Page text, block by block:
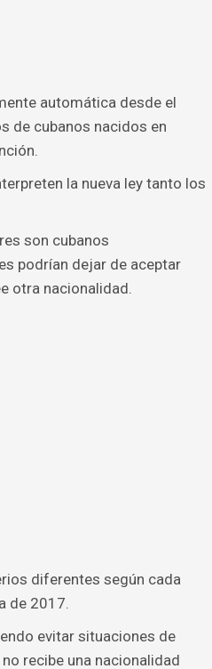
automática desde el
de cubanos nacidos en
la nueva ley tanto los
son cubanos
podrían dejar de aceptar
otra nacionalidad.
diferentes según cada
de 2017.
evitar situaciones de
recibe una nacionalidad